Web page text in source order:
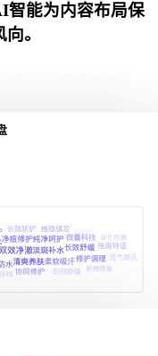
智能为内容布局保
。